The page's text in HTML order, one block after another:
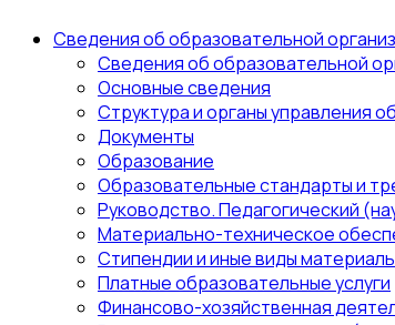
Сведения об образовательной
Сведения об образовательной
Основные сведения
Структура и органы управления
Документы
Образование
Образовательные стандарты и
Руководство. Педагогический
Материально-техническое
Стипендии и иные виды
Платные образовательные услуги
Финансово-хозяйственная